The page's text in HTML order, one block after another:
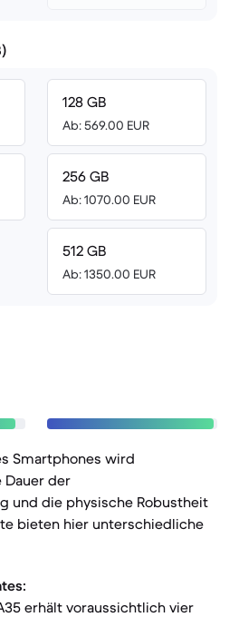
128 GB
Ab: 569.00 EUR
256 GB
Ab: 1070.00 EUR
512 GB
Ab: 1350.00 EUR
Smartphones wird
der
und die physische Robustheit
bieten hier unterschiedliche
erhält voraussichtlich vier